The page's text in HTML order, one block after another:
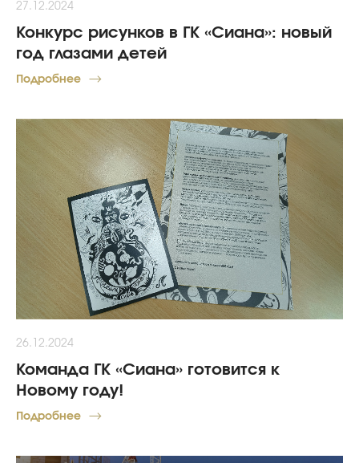
27.12.2024
Конкурс рисунков в ГК «Сиана»: новый
год глазами детей
Подробнее
26.12.2024
Команда ГК «Сиана» готовится к
Новому году!
Подробнее